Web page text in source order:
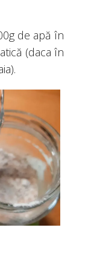
de apă în
(daca în